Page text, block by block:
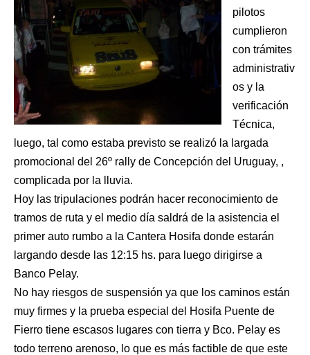
pilotos
cumplieron
con trámites
administrativ
os y la
verificación
Técnica,
luego, tal como estaba previsto se realizó la largada
promocional del 26º rally de Concepción del Uruguay, ,
complicada por la lluvia.
Hoy las tripulaciones podrán hacer reconocimiento de
tramos de ruta y el medio día saldrá de la asistencia el
primer auto rumbo a la Cantera Hosifa donde estarán
largando desde las 12:15 hs. para luego dirigirse a
Banco Pelay.
No hay riesgos de suspensión ya que los caminos están
muy firmes y la prueba especial del Hosifa Puente de
Fierro tiene escasos lugares con tierra y Bco. Pelay es
todo terreno arenoso, lo que es más factible de que este